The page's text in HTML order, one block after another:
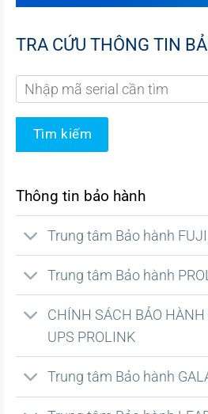
TRA CỨU THÔNG TIN
Tìm kiếm
Thông tin bảo hành
Trung tâm Bảo hành FUJI
Trung tâm Bảo hành
CHÍNH SÁCH BẢO
UPS PROLINK
Trung tâm Bảo hành